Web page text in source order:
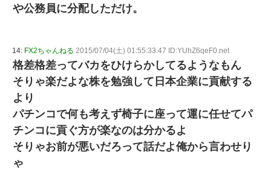
や公務員に分配しただけ。
14: FX2ちゃんねる 2015/07/04(土) 01:55:33.47 ID:YUhZ6qeF0.net
格差格差ってバカをひけらかしてるようなもん
そりゃ楽だよな株を勉強して日本企業に貢献する
より
パチンコで何も考えず椅子に座って運に任せてパ
チンコに貢ぐ方が楽なのは分かるよ
そりゃお前が悪いだろって話だよ俺から言わせり
ゃ